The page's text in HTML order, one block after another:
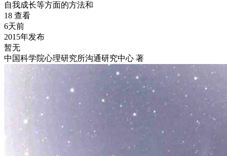
自我成长等方面的方法和
18 查看
6天前
2015年发布
暂无
中国科学院心理研究所沟通研究中心 著